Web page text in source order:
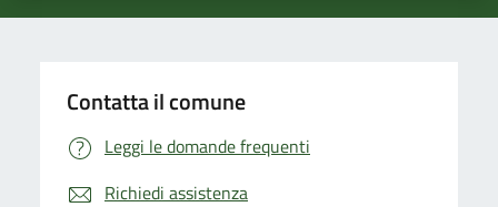
Contatta il comune
Leggi le domande frequenti
Richiedi assistenza